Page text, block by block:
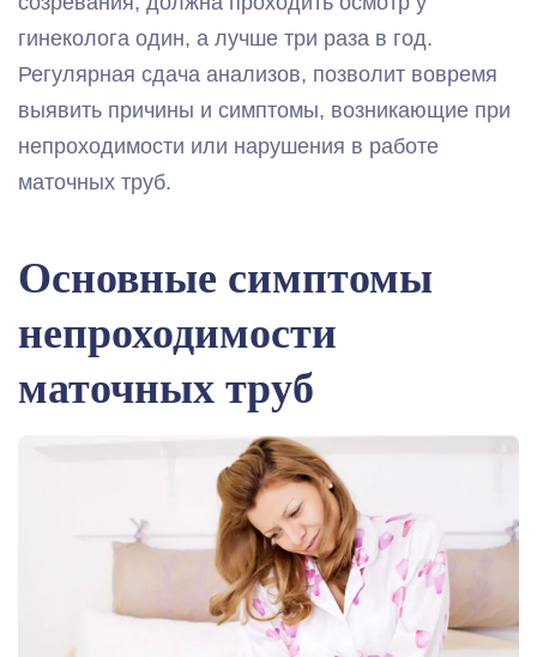
гинеколога один, а лучше три раза в год.
Регулярная сдача анализов, позволит вовремя
выявить причины и симптомы, возникающие при
непроходимости или нарушения в работе
маточных труб.
Основные симптомы
непроходимости
маточных труб